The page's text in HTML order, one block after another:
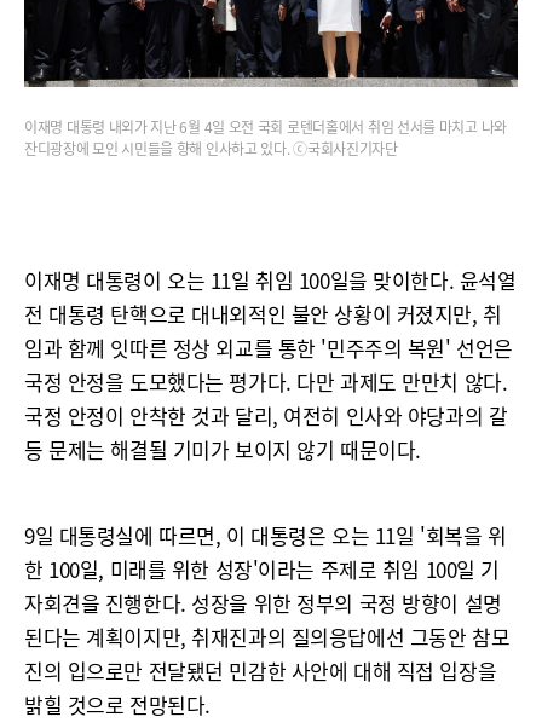
이재명 대통령 내외가 지난 6월 4일 오전 국회 로텐더홀에서 취임 선서를 마치고 나와
잔디광장에 모인 시민들을 향해 인사하고 있다. ⓒ국회사진기자단
이재명 대통령이 오는 11일 취임 100일을 맞이한다. 윤석열
전 대통령 탄핵으로 대내외적인 불안 상황이 커졌지만, 취
임과 함께 잇따른 정상 외교를 통한 '민주주의 복원' 선언은
국정 안정을 도모했다는 평가다. 다만 과제도 만만치 않다.
국정 안정이 안착한 것과 달리, 여전히 인사와 야당과의 갈
등 문제는 해결될 기미가 보이지 않기 때문이다.
9일 대통령실에 따르면, 이 대통령은 오는 11일 '회복을 위
한 100일, 미래를 위한 성장'이라는 주제로 취임 100일 기
자회견을 진행한다. 성장을 위한 정부의 국정 방향이 설명
된다는 계획이지만, 취재진과의 질의응답에선 그동안 참모
진의 입으로만 전달됐던 민감한 사안에 대해 직접 입장을
밝힐 것으로 전망된다.